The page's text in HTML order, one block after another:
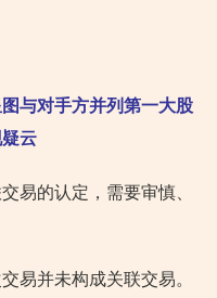
与对手方并列第一大股
云
易的认定，需要审慎、
易并未构成关联交易。